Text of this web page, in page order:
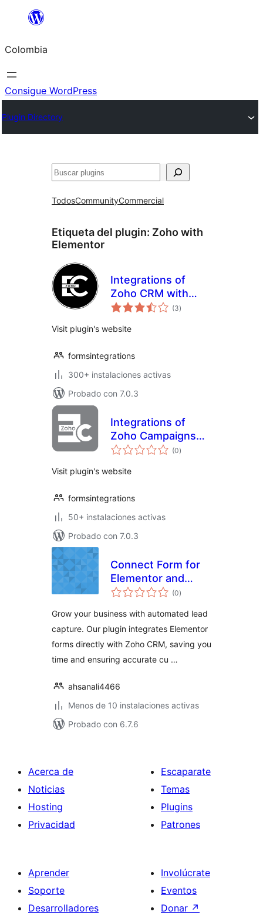
Saltar
contenido
Colombia
Consigue WordPress
Plugin Directory
Buscar
TodosCommunityCommercial
Etiqueta del plugin: Zoho with
Elementor
Integrations of
Zoho CRM with
Elementor form
(3total
de
)
Visit plugin's website
formsintegrations
300+ instalaciones activas
Probado con 7.0.3
Integrations of
Zoho Campaigns
with Elementor
(0total
de
)
Visit plugin's website
formsintegrations
50+ instalaciones activas
Probado con 7.0.3
Connect Form for
Elementor and
Zoho CRM
(0total
de
)
Grow your business with automated lead
capture. Our plugin integrates Elementor
forms directly with Zoho CRM, saving you
time and ensuring accurate cu …
ahsanali4466
Menos de 10 instalaciones activas
Probado con 6.7.6
Acerca de
Noticias
Hosting
Privacidad
Escaparate
Temas
Plugins
Patrones
Aprender
Soporte
Desarrolladores
Involúcrate
Eventos
Donar ↗